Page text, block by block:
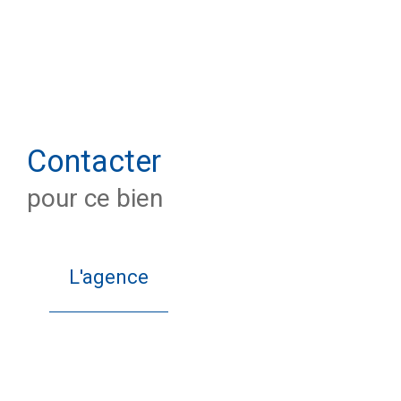
Contacter
pour ce bien
L'agence